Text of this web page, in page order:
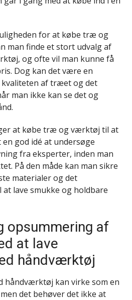
for at købe træ og
man finde et stort udvalg af
og ofte vil man kunne få
Dog kan det være en
af træet og det
man ikke kan se det og
at købe træ og værktøj til at
god idé at undersøge
fra eksperter, inden man
På den måde kan man sikre
materialer og det
lave smukke og holdbare
opsummering af
at lave
håndværktøj
håndværktøj kan virke som en
det behøver det ikke at